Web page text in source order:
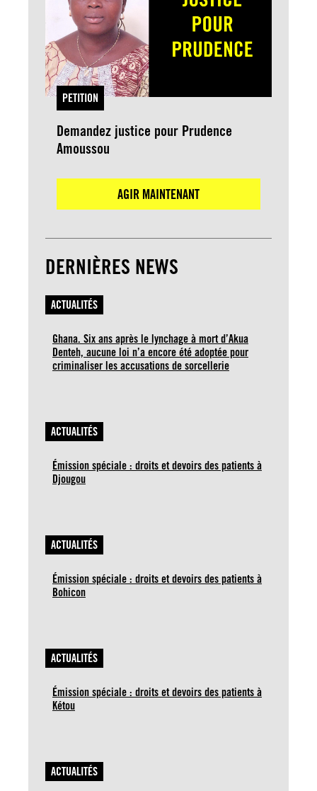
PETITION
Demandez justice pour Prudence
Amoussou
AGIR MAINTENANT
DERNIÈRES NEWS
ACTUALITÉS
Ghana. Six ans après le lynchage à mort d’Akua
Denteh, aucune loi n’a encore été adoptée pour
criminaliser les accusations de sorcellerie
ACTUALITÉS
Émission spéciale : droits et devoirs des patients à
Djougou
ACTUALITÉS
Émission spéciale : droits et devoirs des patients à
Bohicon
ACTUALITÉS
Émission spéciale : droits et devoirs des patients à
Kétou
ACTUALITÉS